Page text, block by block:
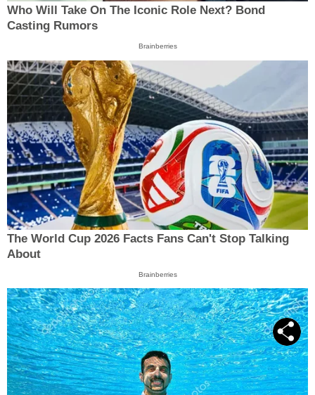
Who Will Take On The Iconic Role Next? Bond
Casting Rumors
Brainberries
The World Cup 2026 Facts Fans Can't Stop Talking
About
Brainberries